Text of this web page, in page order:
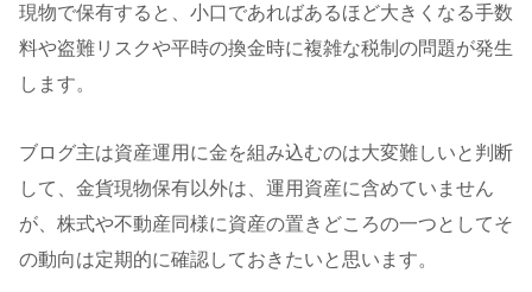
現物で保有すると、小口であればあるほど大きくなる手数
料や盗難リスクや平時の換金時に複雑な税制の問題が発生
します。
ブログ主は資産運用に金を組み込むのは大変難しいと判断
して、金貨現物保有以外は、運用資産に含めていません
が、株式や不動産同様に資産の置きどころの一つとしてそ
の動向は定期的に確認しておきたいと思います。